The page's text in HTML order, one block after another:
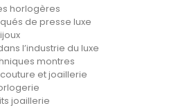
horlogères
de presse luxe
l’industrie du luxe
montres
et joaillerie
joaillerie